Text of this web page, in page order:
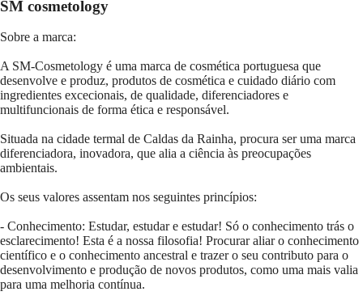
SM cosmetology
Sobre a marca:
A SM-Cosmetology é uma marca de cosmética portuguesa que
desenvolve e produz, produtos de cosmética e cuidado diário com
ingredientes excecionais, de qualidade, diferenciadores e
multifuncionais de forma ética e responsável.
Situada na cidade termal de Caldas da Rainha, procura ser uma marca
diferenciadora, inovadora, que alia a ciência às preocupações
ambientais.
Os seus valores assentam nos seguintes princípios:
- Conhecimento: Estudar, estudar e estudar! Só o conhecimento trás o
esclarecimento! Esta é a nossa filosofia! Procurar aliar o conhecimento
científico e o conhecimento ancestral e trazer o seu contributo para o
desenvolvimento e produção de novos produtos, como uma mais valia
para uma melhoria contínua.